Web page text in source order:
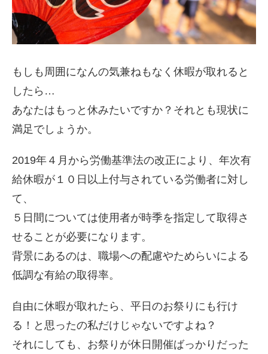
もしも周囲になんの気兼ねもなく休暇が取れると
したら…
あなたはもっと休みたいですか？それとも現状に
満足でしょうか。
2019年４月から労働基準法の改正により、年次有
給休暇が１０日以上付与されている労働者に対し
て、
５日間については使用者が時季を指定して取得さ
せることが必要になります。
背景にあるのは、職場への配慮やためらいによる
低調な有給の取得率。
自由に休暇が取れたら、平日のお祭りにも行け
る！と思ったの私だけじゃないですよね？
それにしても、お祭りが休日開催ばっかりだった